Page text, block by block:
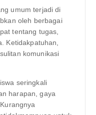
umum terjadi di
oleh berbagai
tentang tugas,
Ketidakpatuhan,
komunikasi
seringkali
harapan, gaya